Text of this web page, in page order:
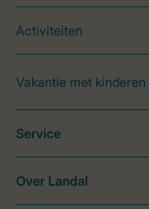
Activiteiten
Vakantie met kinderen
Service
Over Landal